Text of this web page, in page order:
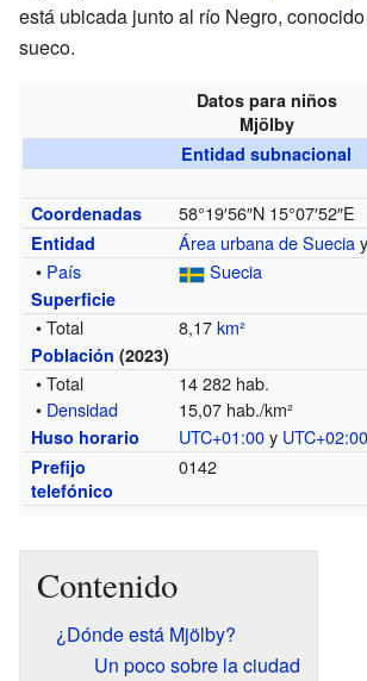
está ubicada junto al río Negro,
sueco.
Datos para niños
Mjölby
Entidad subnacional
Coordenadas 58°19′56″N 15°07′52″E
Entidad Área urbana de Suecia
• País Suecia
Superficie
• Total 8,17km²
Población (2023)
• Total
14 282 hab.
• Densidad 15,07 hab./km²
Huso horario UTC+01:00y UTC+02:00
Prefijo
telefónico
0142
Contenido
¿Dónde está Mjölby?
Un poco sobre la ciudad